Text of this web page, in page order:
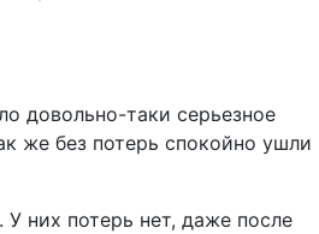
довольно-таки серьезное
же без потерь спокойно ушли
них потерь нет, даже после